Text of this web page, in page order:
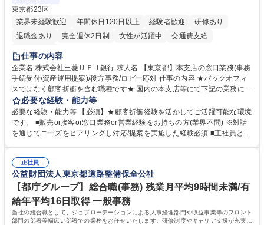
東京都23区
業界未経験歓迎
年間休日120日以上 経験者歓迎
研修あり
退職金あり
完全週休2日制 女性が活躍中
交通費支給
土日祝休み
仕事の内容
企業名 株式会社三菱ＵＦＪ銀行 求人名 【東京都】本支店の窓口業務(事務
手続受付/資産運用提案)/後方事務/ロビー応対 仕事の内容 ★バックオフィ
スではなく顧客折衝を含む職種です★ 国内の本支店等にて下記の業務に従
事していただきます。 ■窓口/後方/ロビーにて事務手続等の受付・オペレ
ーション、お客様対応 ■窓口にて、ご来店された個人のお客様に対して金
融商品のご提案 ■効率的な事務運用の検討・構築等 ≪業務紹介：ご応募前
に必ずご覧ください≫ ※記事 https://www.mysite.bk.mufg.jp/career/circle/
必要な経験・能力等
必要な経験・能力等 【必須】★顧客折衝経験を活かしてご活躍可能な環境
です。 ■販売or接客or窓口業務or営業経験をお持ちの方(業界不問) ※対話
を通じてニーズをヒアリングし対応/提案を実施した経験必須 ■正社員とし
るので安心して入行いただけます。 幅広いキャリアの選択肢があり、公募
や社内副業等を活用し、 一人ひとりが挑戦できるカルチャーが浸透してい
ます。 学歴・資格 学歴：大学院 大学 高専 短大 専修学校 高校 語学力：
資格：
正社員
公益財団法人東京都道路整備保全公社
【都庁グループ】総合職(事務) 残業月平均9時間未満/有
給年平均16日取得 一般事務
当社の総合職として、ジョブローテーションによる人事経理部門や収益事業等のフロント
部門の部署等幅広い部署での業務をお任せいたします。研修制度やキャリア支援が充実し